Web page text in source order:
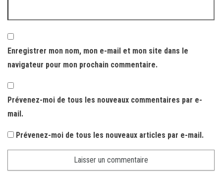
Enregistrer mon nom, mon e-mail et mon site dans le
navigateur pour mon prochain commentaire.
Prévenez-moi de tous les nouveaux commentaires par e-
mail.
Prévenez-moi de tous les nouveaux articles par e-mail.